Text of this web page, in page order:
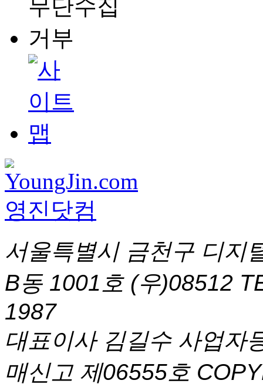
서울특별시 금천구 디지
B동 1001호 (우)08512
1987
대표이사 김길수 사업자
매신고 제06555호